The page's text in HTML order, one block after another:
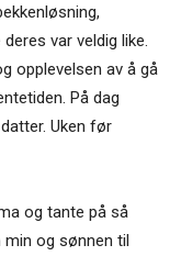
var veldig like.
opplevelsen av å gå
På dag
Uken før
og tante på så
og sønnen til